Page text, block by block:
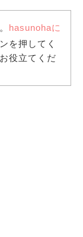
hasunohaに
を押してく
役立てくだ